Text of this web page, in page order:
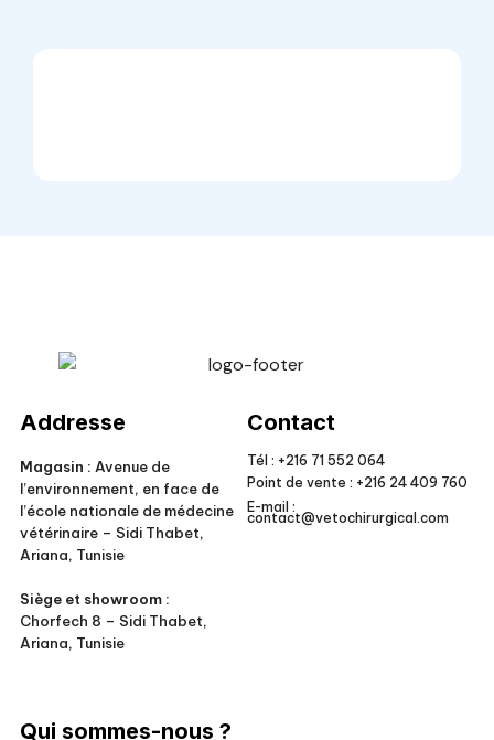
Addresse
Magasin : Avenue de
l’environnement, en face de
l’école nationale de médecine
vétérinaire – Sidi Thabet,
Ariana, Tunisie
Siège et showroom :
Chorfech 8 – Sidi Thabet,
Ariana, Tunisie
Contact
Tél : +216 71 552 064
Point de vente : +216 24 409 760
E-mail :
contact@vetochirurgical.com
Qui sommes-nous ?